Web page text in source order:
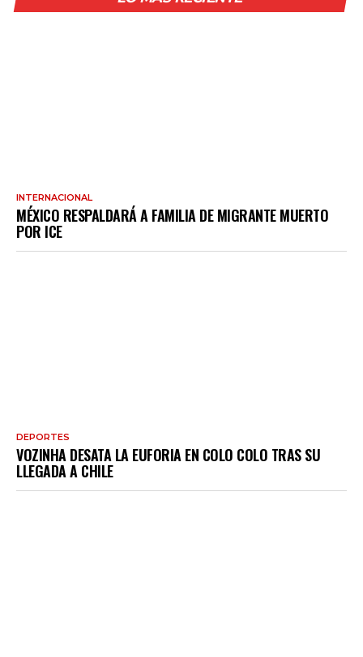
INTERNACIONAL
MÉXICO RESPALDARÁ A FAMILIA DE MIGRANTE MUERTO
POR ICE
DEPORTES
VOZINHA DESATA LA EUFORIA EN COLO COLO TRAS SU
LLEGADA A CHILE